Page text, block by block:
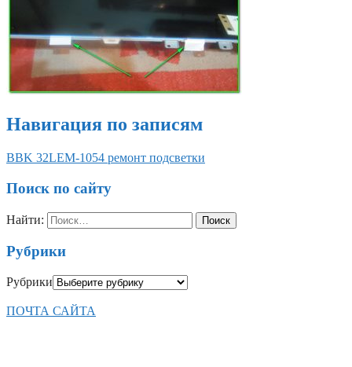
Навигация по записям
BBK 32LEM-1054 ремонт подсветки
Поиск по сайту
Найти:
Рубрики
Рубрики
ПОЧТА САЙТА